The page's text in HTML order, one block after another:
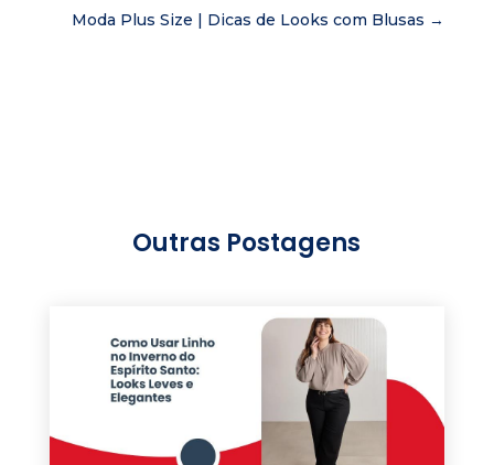
Moda Plus Size | Dicas de Looks com Blusas →
Outras Postagens